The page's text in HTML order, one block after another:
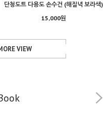
단청도트 다용도 손수건 (해질녁 보라색)
15,000원
VIEW